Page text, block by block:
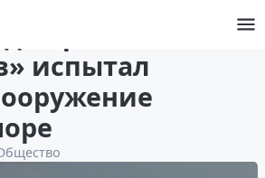
испытал